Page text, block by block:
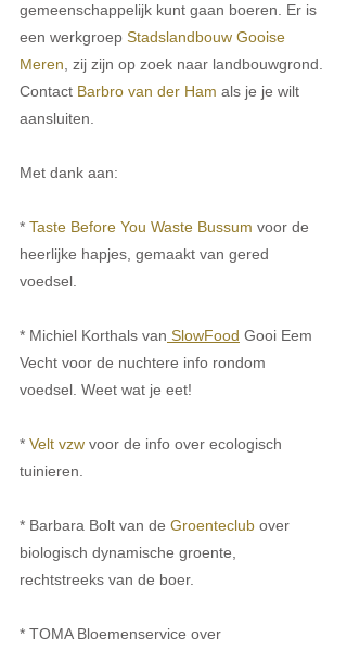
gemeenschappelijk kunt gaan boeren. Er is
een werkgroep Stadslandbouw Gooise
Meren , zij zijn op zoek naar landbouwgrond.
Contact Barbro van der Ham als je je wilt
aansluiten.
Met dank aan:
* Taste Before You Waste Bussum voor de
heerlijke hapjes, gemaakt van gered
voedsel.
* Michiel Korthals van SlowFood Gooi Eem
Vecht voor de nuchtere info rondom
voedsel. Weet wat je eet!
* Velt vzw voor de info over ecologisch
tuinieren.
* Barbara Bolt van de Groenteclub over
biologisch dynamische groente,
rechtstreeks van de boer.
* TOMA Bloemenservice over